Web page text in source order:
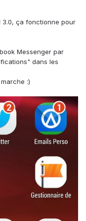
3.0, ça fonctionne pour
Messenger par
dans les
:)